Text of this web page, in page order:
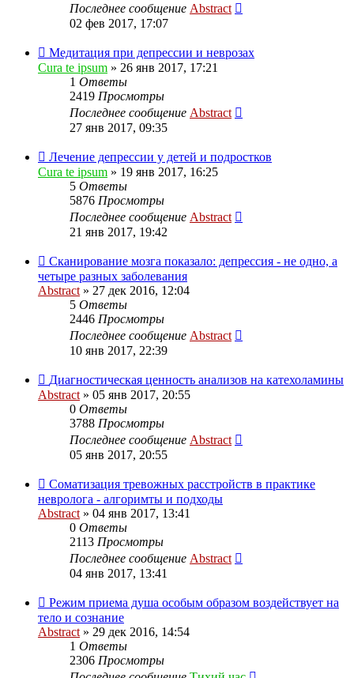
Последнее сообщение Abstract
02 фев 2017, 17:07
Медитация при депрессии и неврозах
Cura te ipsum » 26 янв 2017, 17:21
1 Ответы
2419 Просмотры
Последнее сообщение Abstract
27 янв 2017, 09:35
Лечение депрессии у детей и подростков
Cura te ipsum » 19 янв 2017, 16:25
5 Ответы
5876 Просмотры
Последнее сообщение Abstract
21 янв 2017, 19:42
Сканирование мозга показало: депрессия - не одно, а
четыре разных заболевания
Abstract » 27 дек 2016, 12:04
5 Ответы
2446 Просмотры
Последнее сообщение Abstract
10 янв 2017, 22:39
Диагностическая ценность анализов на катехоламины
Abstract » 05 янв 2017, 20:55
0 Ответы
3788 Просмотры
Последнее сообщение Abstract
05 янв 2017, 20:55
Соматизация тревожных расстройств в практике
невролога - алгоримты и подходы
Abstract » 04 янв 2017, 13:41
0 Ответы
2113 Просмотры
Последнее сообщение Abstract
04 янв 2017, 13:41
Режим приема душа особым образом воздействует на
тело и сознание
Abstract » 29 дек 2016, 14:54
1 Ответы
2306 Просмотры